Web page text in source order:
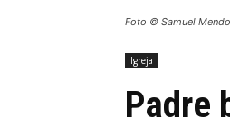
Foto © Samuel
Igreja
Padre